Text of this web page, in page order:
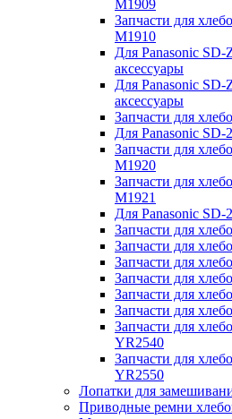
M1909
Запчасти для
M1910
Для Panasonic SD-
аксессуары
Для Panasonic SD-
аксессуары
Запчасти для
Для Panasonic SD-
Запчасти для
M1920
Запчасти для
M1921
Для Panasonic SD-
Запчасти для
Запчасти для
Запчасти для
Запчасти для
Запчасти для
Запчасти для
Запчасти для
YR2540
Запчасти для
YR2550
Лопатки для
Приводные ремни